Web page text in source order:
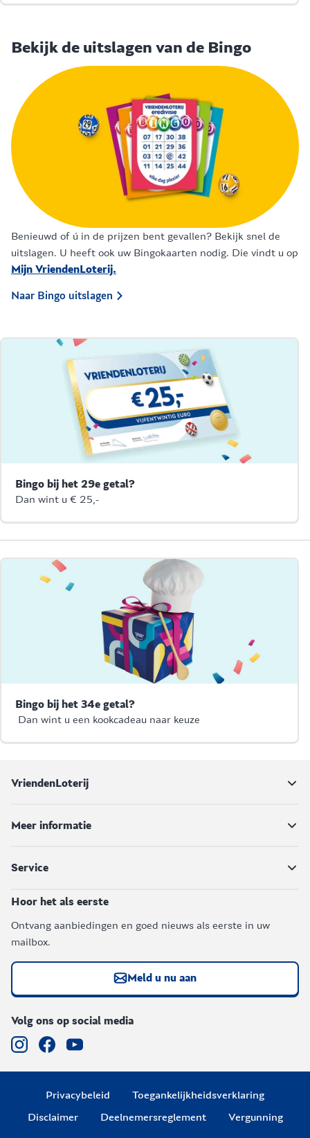
Bekijk de uitslagen van de Bingo
Benieuwd of ú in de prijzen bent gevallen? Bekijk snel de
uitslagen. U heeft ook uw Bingokaarten nodig. Die vindt u op
Mijn VriendenLoterij.
Naar Bingo uitslagen
Bingo bij het 29e getal?
Dan wint u € 25,-
Bingo bij het 34e getal?
Dan wint u een kookcadeau naar keuze
VriendenLoterij
Meer informatie
Service
Hoor het als eerste
Ontvang aanbiedingen en goed nieuws als eerste in uw
mailbox.
Meld u nu aan
Volg ons op social media
Privacybeleid
Toegankelijkheidsverklaring
Disclaimer
Deelnemersreglement Vergunning